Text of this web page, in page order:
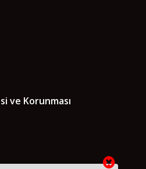
ve Korunması